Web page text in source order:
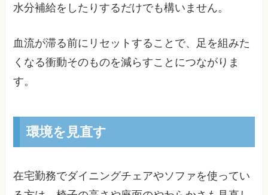
水分補給をしたりするだけでも構いません。
血流が滞る前にリセットすることで、足を組みた
くなる衝動そのものを減らすことにつながりま
す。
環境を見直す
在宅勤務でダイニングチェアやソファを使ってい